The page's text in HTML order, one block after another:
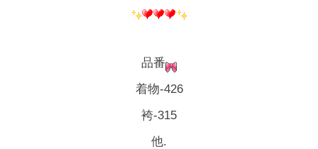
品番
着物-426
袴-315
他.